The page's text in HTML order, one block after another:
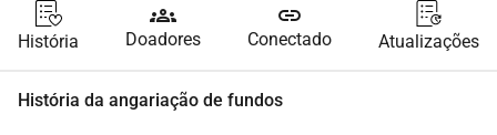
História
groups
Doadores
link
Conectado Atualizações
História da angariação de fundos